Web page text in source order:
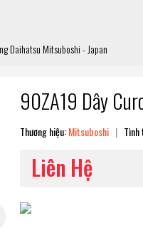
Daihatsu Mitsuboshi - Japan
90ZA19 Dây
Thương hiệu:Mitsuboshi |
Liên Hệ